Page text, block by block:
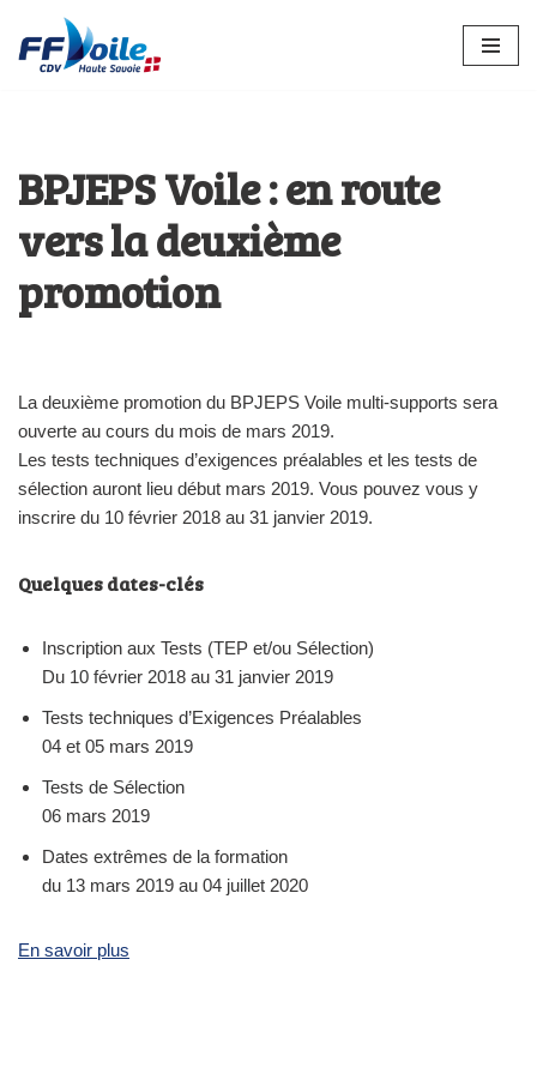
Aller
BPJEPS Voile : en route
vers la deuxième
promotion
La deuxième promotion du BPJEPS Voile multi-supports sera
ouverte au cours du mois de mars 2019.
Les tests techniques d’exigences préalables et les tests de
sélection auront lieu début mars 2019. Vous pouvez vous y
inscrire du 10 février 2018 au 31 janvier 2019.
Quelques dates-clés
Inscription aux Tests (TEP et/ou Sélection)
Du 10 février 2018 au 31 janvier 2019
Tests techniques d’Exigences Préalables
04 et 05 mars 2019
Tests de Sélection
06 mars 2019
Dates extrêmes de la formation
du 13 mars 2019 au 04 juillet 2020
En savoir plus